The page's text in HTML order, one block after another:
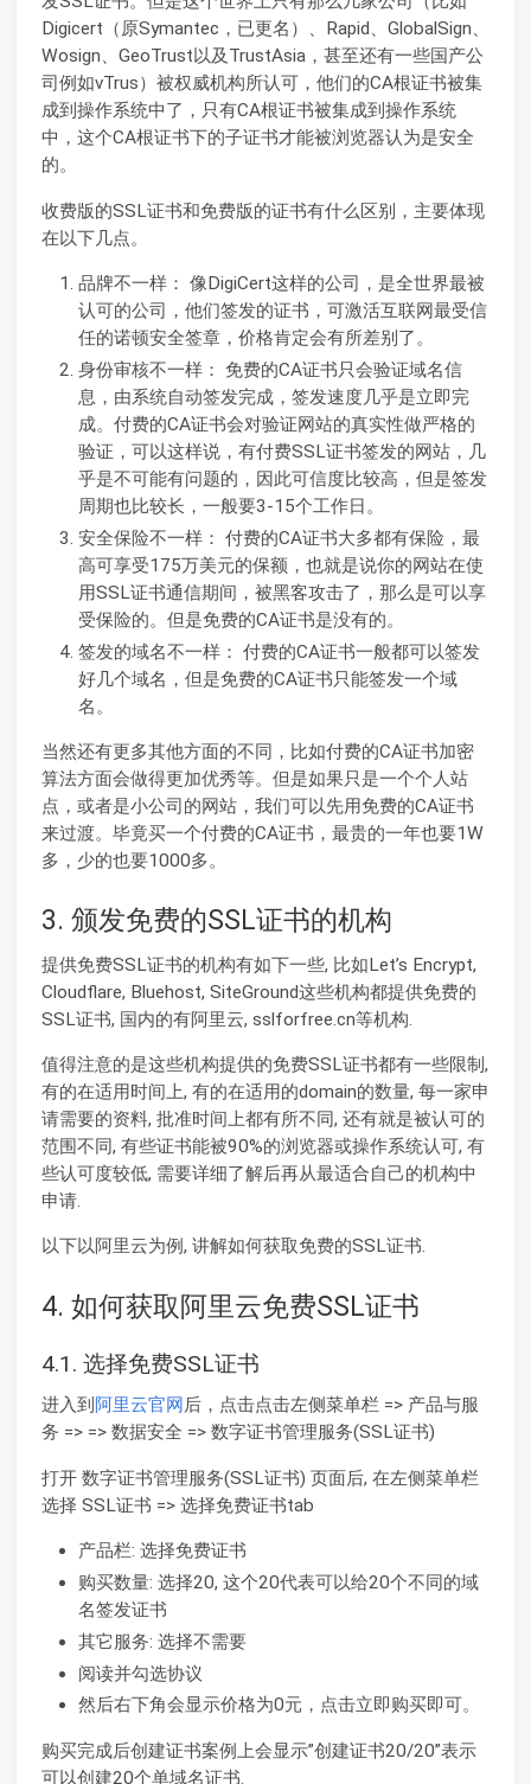
Digicert（原Symantec，已更名）、Rapid、GlobalSign、
Wosign、GeoTrust以及TrustAsia，甚至还有一些国产公
司例如vTrus）被权威机构所认可，他们的CA根证书被集
成到操作系统中了，只有CA根证书被集成到操作系统
中，这个CA根证书下的子证书才能被浏览器认为是安全
的。
收费版的SSL证书和免费版的证书有什么区别，主要体现
在以下几点。
品牌不一样： 像DigiCert这样的公司，是全世界最被
认可的公司，他们签发的证书，可激活互联网最受信
任的诺顿安全签章，价格肯定会有所差别了。
身份审核不一样： 免费的CA证书只会验证域名信
息，由系统自动签发完成，签发速度几乎是立即完
成。付费的CA证书会对验证网站的真实性做严格的
验证，可以这样说，有付费SSL证书签发的网站，几
乎是不可能有问题的，因此可信度比较高，但是签发
周期也比较长，一般要3-15个工作日。
安全保险不一样： 付费的CA证书大多都有保险，最
高可享受175万美元的保额，也就是说你的网站在使
用SSL证书通信期间，被黑客攻击了，那么是可以享
受保险的。但是免费的CA证书是没有的。
签发的域名不一样： 付费的CA证书一般都可以签发
好几个域名，但是免费的CA证书只能签发一个域
名。
当然还有更多其他方面的不同，比如付费的CA证书加密
算法方面会做得更加优秀等。但是如果只是一个个人站
点，或者是小公司的网站，我们可以先用免费的CA证书
来过渡。毕竟买一个付费的CA证书，最贵的一年也要1W
多，少的也要1000多。
3. 颁发免费的SSL证书的机构
提供免费SSL证书的机构有如下一些, 比如Let’s Encrypt,
Cloudflare, Bluehost, SiteGround这些机构都提供免费的
SSL证书, 国内的有阿里云, sslforfree.cn等机构.
值得注意的是这些机构提供的免费SSL证书都有一些限制,
有的在适用时间上, 有的在适用的domain的数量, 每一家申
请需要的资料, 批准时间上都有所不同, 还有就是被认可的
范围不同, 有些证书能被90%的浏览器或操作系统认可, 有
些认可度较低, 需要详细了解后再从最适合自己的机构中
申请.
以下以阿里云为例, 讲解如何获取免费的SSL证书.
4. 如何获取阿里云免费SSL证书
4.1. 选择免费SSL证书
进入到 阿里云官网后，点击点击左侧菜单栏 => 产品与服
务 => => 数据安全 => 数字证书管理服务(SSL证书)
打开 数字证书管理服务(SSL证书) 页面后, 在左侧菜单栏
选择 SSL证书 => 选择免费证书tab
产品栏: 选择免费证书
购买数量: 选择20, 这个20代表可以给20个不同的域
名签发证书
其它服务: 选择不需要
阅读并勾选协议
然后右下角会显示价格为0元，点击立即购买即可。
购买完成后创建证书案例上会显示”创建证书20/20”表示
可以创建20个单域名证书.